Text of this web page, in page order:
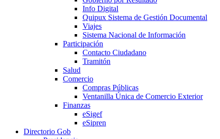
Info Digital
Quipux Sistema de Gestión Documental
Viajes
Sistema Nacional de Información
Participación
Contacto Ciudadano
Tramitón
Salud
Comercio
Compras Públicas
Ventanilla Única de Comercio Exterior
Finanzas
eSigef
eSipren
Directorio Gob